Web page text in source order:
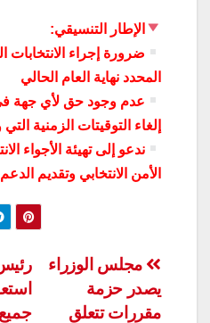
الإطار التنسيقي:
ضرورة إجراء الانتخابات
المحدد نهاية العام الحالي
عدم وجود حق لأي جهة في
إلغاء التوقيتات الزمنية
ندعو إلى تهيئة الأجواء
الأمن الانتخابي وتقديم
تصفّح
المقالات
مجلس الوزراء
يصدر حزمة
مقررات تتعلق